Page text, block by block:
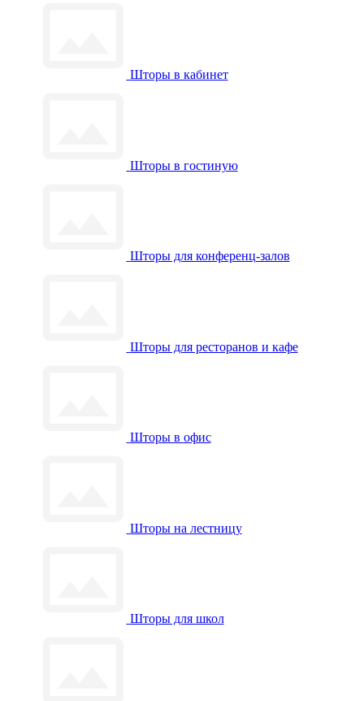
Шторы в кабинет
Шторы в гостиную
Шторы для конференц-залов
Шторы для ресторанов и кафе
Шторы в офис
Шторы на лестницу
Шторы для школ